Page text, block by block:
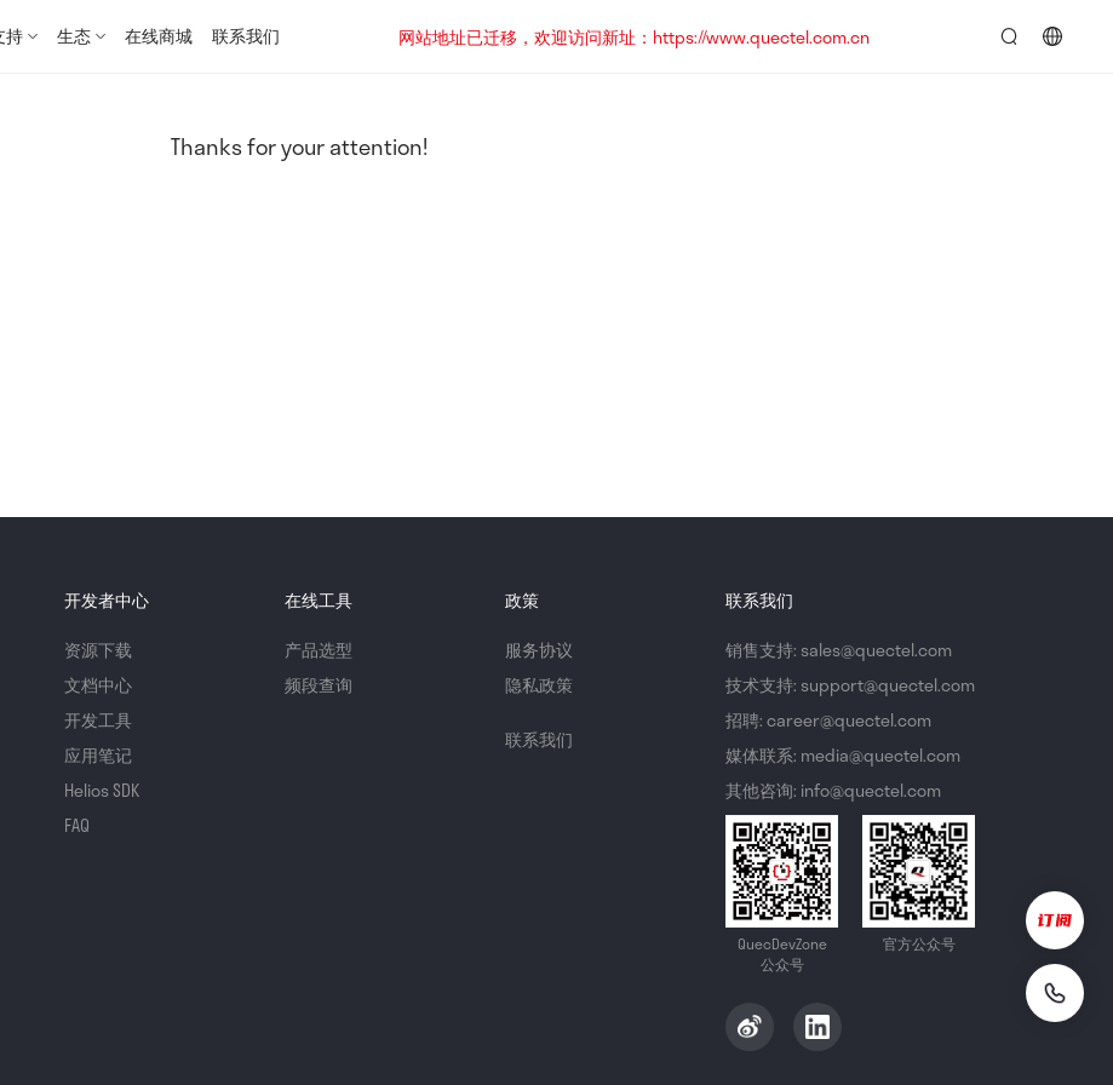
持 生态 在线商城 联系我们
网站地址已迁移，欢迎访问新址：https://www.quectel.com.cn
Thanks for your attention!
开发者中心
资源下载
文档中心
开发工具
应用笔记
Helios SDK
FAQ
在线工具
产品选型
频段查询
政策
服务协议
隐私政策
联系我们
联系我们
销售支持: sales@quectel.com
技术支持: support@quectel.com
招聘: career@quectel.com
媒体联系: media@quectel.com
其他咨询: info@quectel.com
QuecDevZone
公众号
官方公众号